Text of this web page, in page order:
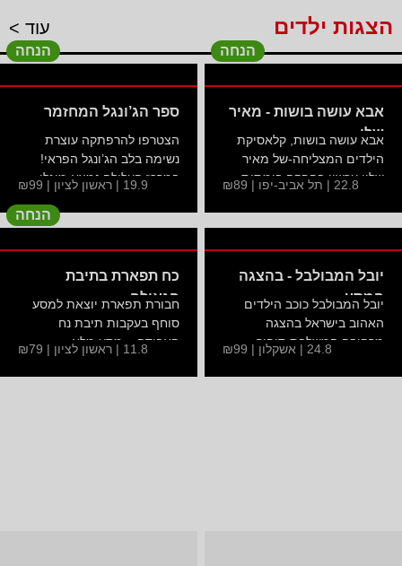
הצגות ילדים עוד >
הנחה
אבא עושה בושות - מאיר
שלו -
אבא עושה בושות, קלאסיקת
הילדים המצליחה-של מאיר
שליו עכשיו בהפקה בימתית...
22.8 | תל אביב-יפו | ₪89
הנחה
ספר הג’ונגל המחזמר
הצטרפו להרפתקה עוצרת
נשימה בלב הג’ונגל הפראי!
במרכז העלילה נמצא מוגלי...
19.9 | ראשון לציון | ₪99
יובל המבולבל - בהצגה
המסע
יובל המבולבל כוכב הילדים
האהוב בישראל בהצגה
מרהיבה המשלבת סיפור
24.8 | אשקלון | ₪99
הנחה
כח תפארת בתיבת
הגאולה -
חבורת תפארת יוצאת למסע
סוחף בעקבות תיבת נח
האבודה – מסע מלא
בהרפתקאות,...
11.8 | ראשון לציון | ₪79